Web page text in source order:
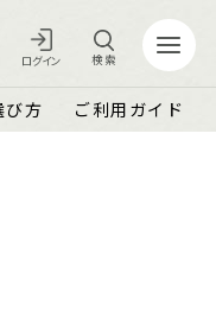
び方 ご利用ガイド
検索
ログイン